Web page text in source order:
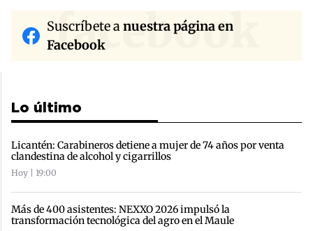
facebook
Suscríbete anuestra página en
Facebook
Lo último
Licantén: Carabineros detiene a mujer de 74 años por venta
clandestina de alcohol y cigarrillos
Hoy | 19:00
Más de 400 asistentes: NEXXO 2026 impulsó la
transformación tecnológica del agro en el Maule